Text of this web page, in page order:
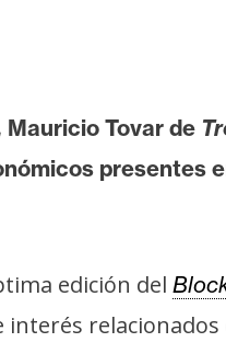
Mauricio Tovar de
presentes
edición del